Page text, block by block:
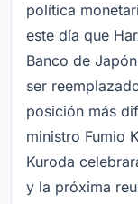
política
este día que
Banco de
ser
posición más
ministro Fumio
Kuroda
y la próxima